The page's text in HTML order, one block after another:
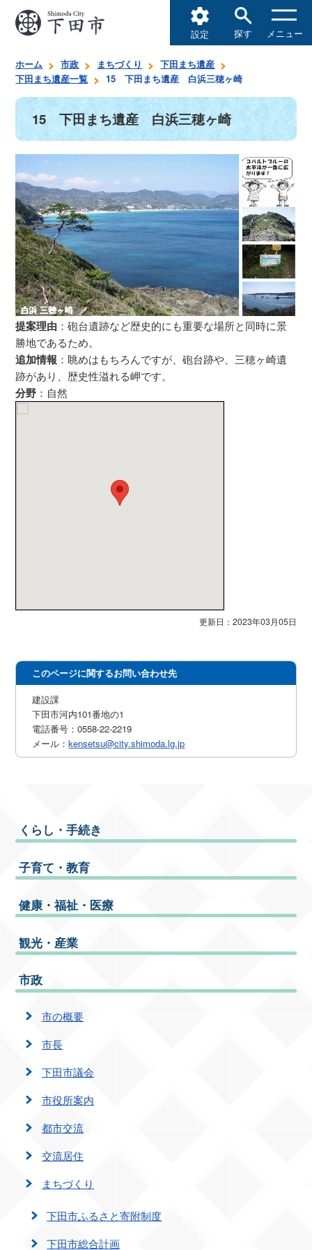
設定 探す メニュー
ホーム 市政 まちづくり
下田まち遺産
下田まち遺産一覧
15 下田まち遺産 白浜三穂ヶ崎
15 下田まち遺産 白浜三穂ヶ崎
提案理由 ：砲台遺跡など歴史的にも重要な場所と同時に景
勝地であるため。
追加情報 ：眺めはもちろんですが、砲台跡や、三穂ヶ崎遺
跡があり、歴史性溢れる岬です。
分野 ：自然
更新日：2023年03月05日
このページに関するお問い合わせ先
建設課
下田市河内101番地の1
電話番号：0558-22-2219
メール：kensetsu@city.shimoda.lg.jp
くらし・手続き
子育て・教育
健康・福祉・医療
観光・産業
市政
市の概要
市長
下田市議会
市役所案内
都市交流
交流居住
まちづくり
下田市ふるさと寄附制度
下田市総合計画